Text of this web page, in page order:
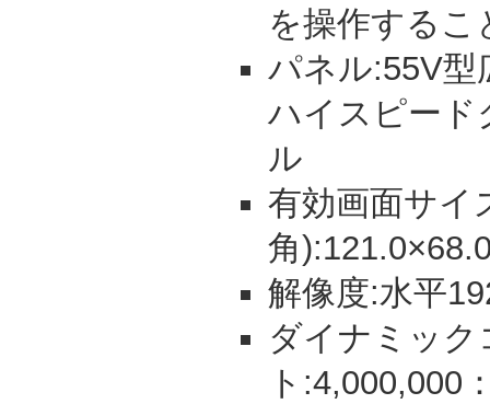
を操作する
パネル:55V型
ハイスピード
ル
有効画面サイ
角
解像度:水平
ダイナミッ
ト:4,000,000